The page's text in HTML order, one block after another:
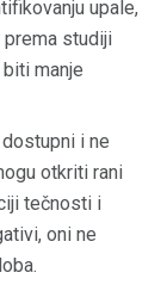
upale,
studiji
manje
i ne
otkriti rani
tečnosti i
oni ne